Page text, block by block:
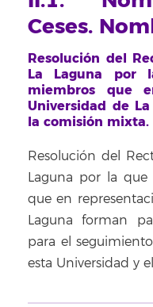
Ceses.
Resolución del
La Laguna por
miembros que
Universidad de
la comisión mixta.
Resolución del
Laguna por la
que en
Laguna forman
para el
esta Universidad y